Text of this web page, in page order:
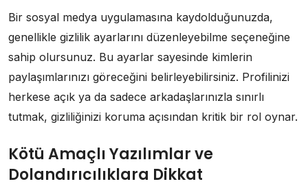
Bir sosyal medya uygulamasına kaydolduğunuzda,
genellikle gizlilik ayarlarını düzenleyebilme seçeneğine
sahip olursunuz. Bu ayarlar sayesinde kimlerin
paylaşımlarınızı göreceğini belirleyebilirsiniz. Profilinizi
herkese açık ya da sadece arkadaşlarınızla sınırlı
tutmak, gizliliğinizi koruma açısından kritik bir rol oynar.
Kötü Amaçlı Yazılımlar ve
Dolandırıcılıklara Dikkat